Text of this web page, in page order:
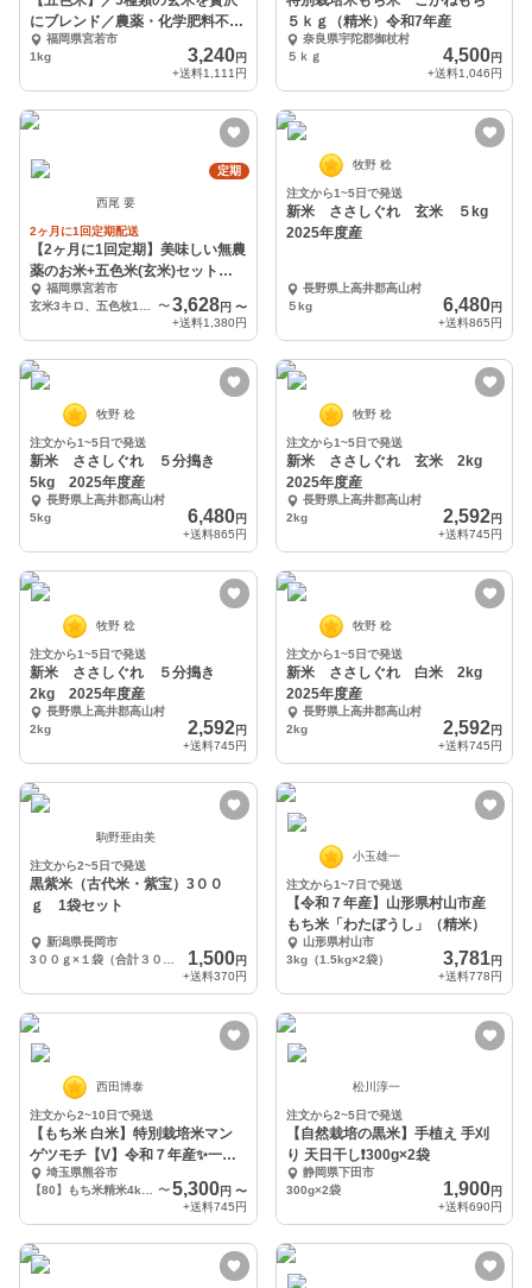
にブレンド／農薬・化学肥料不使
用 福岡県宮若市
1kg
3,240円
+送料1,111円
５ｋｇ（精米）令和7年産
奈良県宇陀郡御杖村
５ｋｇ
4,500円
+送料1,046円
定期
西尾 要
2ヶ月に1回定期配送
【2ヶ月に1回定期】美味しい無農
薬のお米+五色米(玄米)セット
白米か玄米選択可
福岡県宮若市
〜 3,628円 〜
+送料1,380円
牧野 稔
注文から1~5日で発送
新米 ささしぐれ 玄米 ５kg
2025年度産
長野県上高井郡高山村
５kg
6,480円
+送料865円
牧野 稔
注文から1~5日で発送
新米 ささしぐれ ５分搗き
5kg 2025年度産
長野県上高井郡高山村
5kg
6,480円
+送料865円
牧野 稔
注文から1~5日で発送
新米 ささしぐれ 玄米 2kg
2025年度産
長野県上高井郡高山村
2kg
2,592円
+送料745円
牧野 稔
注文から1~5日で発送
新米 ささしぐれ ５分搗き
2kg 2025年度産
長野県上高井郡高山村
2kg
2,592円
+送料745円
牧野 稔
注文から1~5日で発送
新米 ささしぐれ 白米 2kg
2025年度産
長野県上高井郡高山村
2kg
2,592円
+送料745円
駒野亜由美
注文から2~5日で発送
黒紫米（古代米・紫宝）3００
ｇ 1袋セット
新潟県長岡市
1,500円
+送料370円
小玉雄一
注文から1~7日で発送
【令和７年産】山形県村山市産
もち米「わたぼうし」（精米）
山形県村山市
3kg（1.5kg×2袋）
3,781円
+送料778円
西田博泰
注文から2~10日で発送
【もち米 白米】特別栽培米マン
ゲツモチ【V】令和７年産✨一等
米 埼玉県熊谷市
〜 5,300円 〜
+送料745円
松川淳一
注文から2~5日で発送
【自然栽培の黒米】手植え 手刈
り 天日干し❗️300g×2袋
静岡県下田市
300g×2袋
1,900円
+送料690円